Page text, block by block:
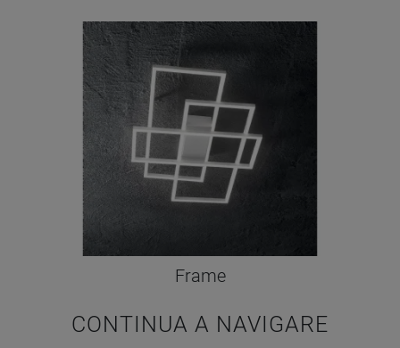
Frame
CONTINUA A NAVIGARE